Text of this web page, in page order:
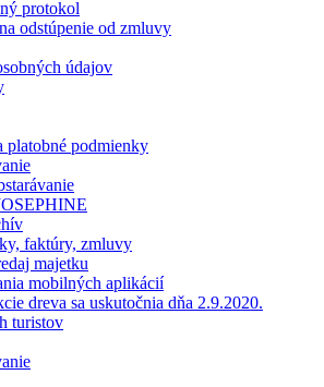
protokol
odstúpenie od zmluvy
údajov
platobné podmienky
faktúry, zmluvy
majetku
mobilných aplikácií
dreva sa uskutočnia dňa 2.9.2020.
turistov